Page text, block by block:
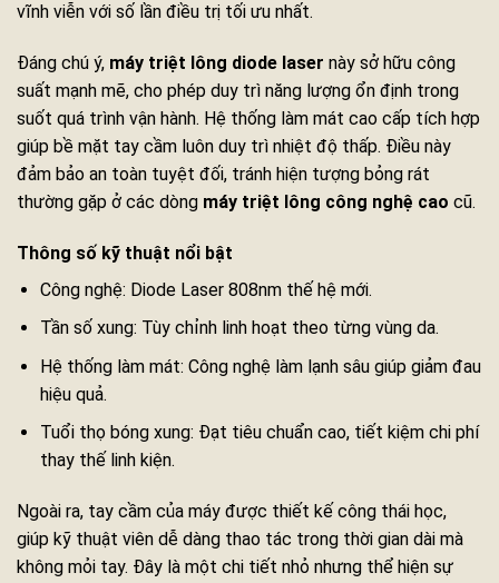
vĩnh viễn với số lần điều trị tối ưu nhất.
Đáng chú ý, máy triệt lông diode laser này sở hữu công
suất mạnh mẽ, cho phép duy trì năng lượng ổn định trong
suốt quá trình vận hành. Hệ thống làm mát cao cấp tích hợp
giúp bề mặt tay cầm luôn duy trì nhiệt độ thấp. Điều này
đảm bảo an toàn tuyệt đối, tránh hiện tượng bỏng rát
thường gặp ở các dòng máy triệt lông công nghệ cao cũ.
Thông số kỹ thuật nổi bật
Công nghệ: Diode Laser 808nm thế hệ mới.
Tần số xung: Tùy chỉnh linh hoạt theo từng vùng da.
Hệ thống làm mát: Công nghệ làm lạnh sâu giúp giảm đau
hiệu quả.
Tuổi thọ bóng xung: Đạt tiêu chuẩn cao, tiết kiệm chi phí
thay thế linh kiện.
Ngoài ra, tay cầm của máy được thiết kế công thái học,
giúp kỹ thuật viên dễ dàng thao tác trong thời gian dài mà
không mỏi tay. Đây là một chi tiết nhỏ nhưng thể hiện sự